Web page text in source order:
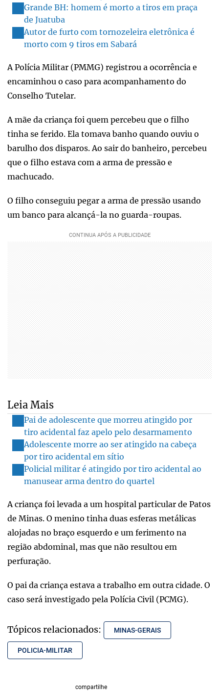
Grande BH: homem é morto a tiros em praça
de Juatuba
Autor de furto com tornozeleira eletrônica é
morto com 9 tiros em Sabará
A Polícia Militar (PMMG) registrou a ocorrência e
encaminhou o caso para acompanhamento do
Conselho Tutelar.
A mãe da criança foi quem percebeu que o filho
tinha se ferido. Ela tomava banho quando ouviu o
barulho dos disparos. Ao sair do banheiro, percebeu
que o filho estava com a arma de pressão e
machucado.
O filho conseguiu pegar a arma de pressão usando
um banco para alcançá-la no guarda-roupas.
Leia Mais
Pai de adolescente que morreu atingido por
tiro acidental faz apelo pelo desarmamento
Adolescente morre ao ser atingido na cabeça
por tiro acidental em sítio
Policial militar é atingido por tiro acidental ao
manusear arma dentro do quartel
A criança foi levada a um hospital particular de Patos
de Minas. O menino tinha duas esferas metálicas
alojadas no braço esquerdo e um ferimento na
região abdominal, mas que não resultou em
perfuração.
O pai da criança estava a trabalho em outra cidade. O
caso será investigado pela Polícia Civil (PCMG).
Tópicos relacionados: MINAS-GERAIS
POLICIA-MILITAR
compartilhe